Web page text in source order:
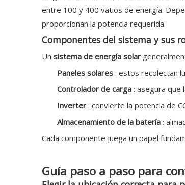
entre 100 y 400 vatios de energía.
proporcionan la potencia requerida.
Componentes del sistema y sus
Un sistema de energía solar
Paneles solares : estos recolectan
Controlador de carga : asegura que
Inverter : convierte la potencia de
Almacenamiento de la batería :
Cada componente juega un papel
Guía paso a paso para